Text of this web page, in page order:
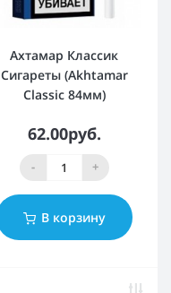
Ахтамар Классик
Сигареты (Akhtamar
Classic 84мм)
62.00руб.
- +
В корзину